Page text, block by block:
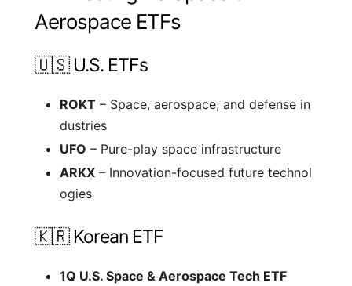
Aerospace ETFs
🇺🇸 U.S. ETFs
ROKT – Space, aerospace, and defense in
dustries
UFO – Pure-play space infrastructure
ARKX – Innovation-focused future technol
ogies
🇰🇷 Korean ETF
1Q U.S. Space & Aerospace Tech ETF